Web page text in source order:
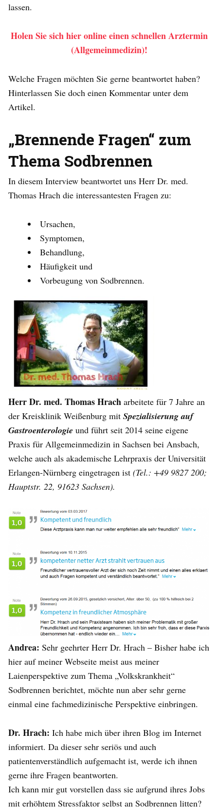
lassen.
Holen Sie sich hier online einen schnellen Arztermin
(Allgemeinmedizin)!
Welche Fragen möchten Sie gerne beantwortet haben?
Hinterlassen Sie doch einen Kommentar unter dem
Artikel.
„Brennende Fragen“ zum
Thema Sodbrennen
In diesem Interview beantwortet uns Herr Dr. med.
Thomas Hrach die interessantesten Fragen zu:
Ursachen,
Symptomen,
Behandlung,
Häufigkeit und
Vorbeugung von Sodbrennen.
Herr Dr. med. Thomas Hrach arbeitete für 7 Jahre an
der Kreisklinik Weißenburg mit Spezialisierung auf
Gastroenterologie und führt seit 2014 seine eigene
Praxis für Allgemeinmedizin in Sachsen bei Ansbach,
welche auch als akademische Lehrpraxis der Universität
Erlangen-Nürnberg eingetragen ist (Tel.: +49 9827 200;
Hauptstr. 22, 91623 Sachsen).
Andrea: Sehr geehrter Herr Dr. Hrach – Bisher habe ich
hier auf meiner Webseite meist aus meiner
Laienperspektive zum Thema „Volkskrankheit“
Sodbrennen berichtet, möchte nun aber sehr gerne
einmal eine fachmedizinische Perspektive einbringen.
Dr. Hrach: Ich habe mich über ihren Blog im Internet
informiert. Da dieser sehr seriös und auch
patientenverständlich aufgemacht ist, werde ich ihnen
gerne ihre Fragen beantworten.
Ich kann mir gut vorstellen dass sie aufgrund ihres Jobs
mit erhöhtem Stressfaktor selbst an Sodbrennen litten?